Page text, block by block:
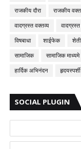
राजकीय दौरा
राजकीय
वादग्रस्त वक्तव्य
विषबाधा
शाईफेक शेती
सामाजिक
सामाजिक माध्यमे
हार्दिक अभिनंदन
हृदयस्पर्शी
SOCIAL PLUGIN